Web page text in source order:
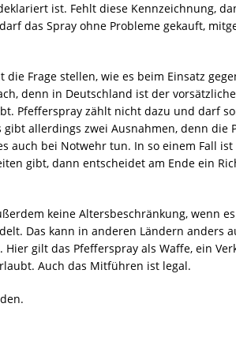
ist. Fehlt diese Kennzeichnung,
das Spray ohne Probleme gekauft,
die Frage stellen, wie es beim Einsatz
denn in Deutschland ist der
Pfefferspray zählt nicht dazu und darf
gibt allerdings zwei Ausnahmen, denn die
auch bei Notwehr tun. In so einem Fall
gibt, dann entscheidet am Ende ein
keine Altersbeschränkung, wenn
Das kann in anderen Ländern anders
Hier gilt das Pfefferspray als Waffe, ein
Auch das Mitführen ist legal.